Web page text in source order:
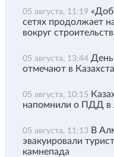
05 августа, 11:19
сетях продолжает
вокруг
05 августа, 13:44 День
отмечают в
05 августа, 10:15
напомнили о ПДД в
05 августа, 11:13 В
эвакуировали
камнепада